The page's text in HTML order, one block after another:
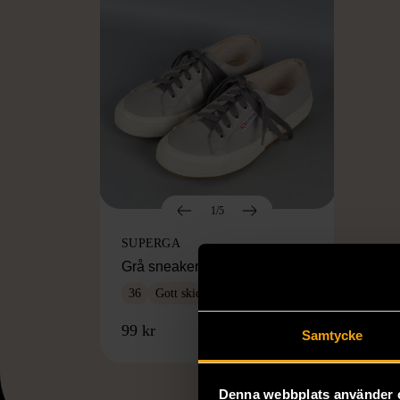
Samtycke
Denna webbplats använder
1/5
SUPERGA
Grå sneakers med snörning
36 Gott skick
99 kr